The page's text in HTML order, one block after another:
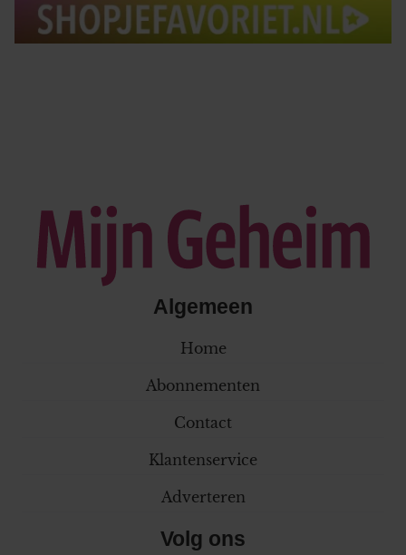
Algemeen
Home
Abonnementen
Contact
Klantenservice
Adverteren
Volg ons